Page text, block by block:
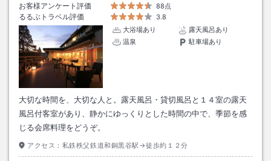
お客様アンケート評価
88点
るるぶトラベル評価
3.8
大浴場あり
露天風呂あり
温泉
駐車場あり
大切な時間を、大切な人と。露天風呂・貸切風呂と１４室の露天
風呂付客室があり、静かにゆっくりとした時間の中で、季節を感
じる会席料理をどうぞ。
アクセス： 私鉄秩父鉄道和銅黒谷駅→徒歩約１２分